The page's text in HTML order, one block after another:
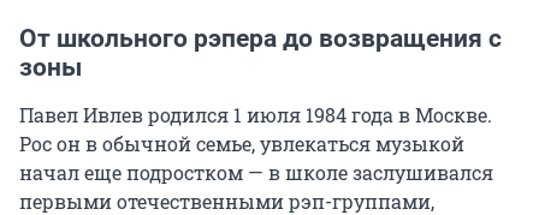
От школьного рэпера до возвращения с
зоны
Павел Ивлев родился 1 июля 1984 года в Москве.
Рос он в обычной семье, увлекаться музыкой
начал еще подростком — в школе заслушивался
первыми отечественными рэп-группами,